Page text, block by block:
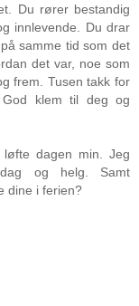
Du rører bestandig
innlevende. Du drar
samme tid som det
det var, noe som
frem. Tusen takk for
klem til deg og
dagen min. Jeg
og helg. Samt
dine i ferien?